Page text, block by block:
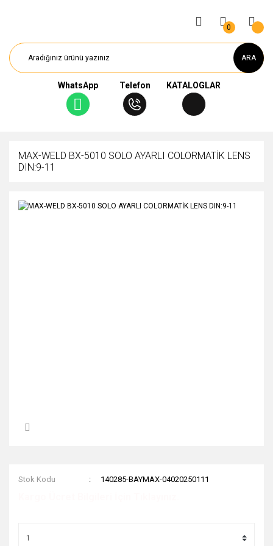
ARA
WhatsApp Telefon KATALOGLAR
0
MAX-WELD BX-5010 SOLO AYARLI COLORMATİK LENS
DIN:9-11
Stok Kodu 140285-BAYMAX-04020250111